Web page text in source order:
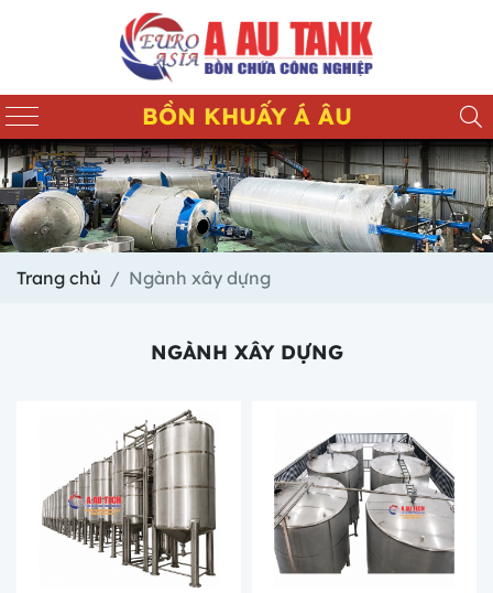
BỒN KHUẤY Á ÂU
Trang chủ Ngành xây dựng
NGÀNH XÂY DỰNG